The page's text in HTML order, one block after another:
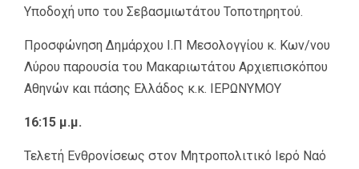
Υποδοχή υπο του Σεβασμιωτάτου Τοποτηρητού.
Προσφώνηση Δημάρχου Ι.Π Μεσολογγίου κ. Κων/νου
Λύρου παρουσία του Μακαριωτάτου Αρχιεπισκόπου
Αθηνών και πάσης Ελλάδος κ.κ. ΙΕΡΩΝΥΜΟΥ
16:15 μ.μ.
Τελετή Ενθρονίσεως στον Μητροπολιτικό Ιερό Ναό